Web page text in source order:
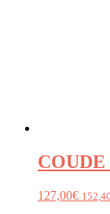
127,00€ 152,40